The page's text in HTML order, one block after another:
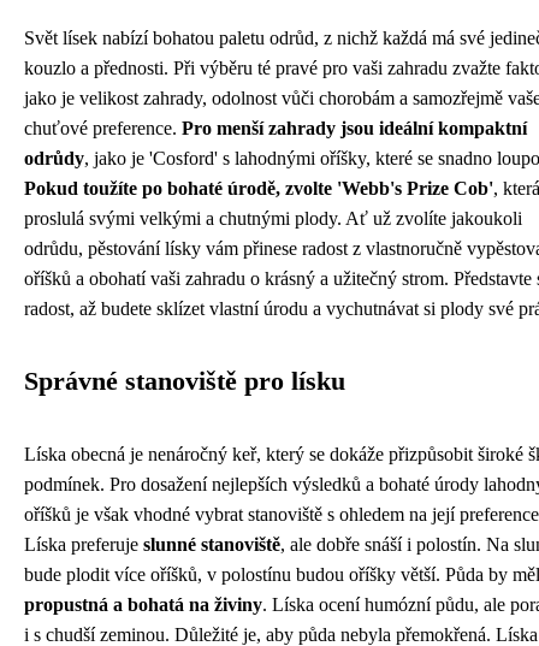
Svět lísek nabízí bohatou paletu odrůd, z nichž každá má své
kouzlo a přednosti. Při výběru té pravé pro vaši zahradu zvažte
jako je velikost zahrady, odolnost vůči chorobám a samozřejmě
chuťové preference. Pro menší zahrady jsou ideální kompaktní
odrůdy, jako je 'Cosford' s lahodnými oříšky, které se snadno
Pokud toužíte po bohaté úrodě, zvolte 'Webb's Prize Cob',
proslulá svými velkými a chutnými plody. Ať už zvolíte jakoukoli
odrůdu, pěstování lísky vám přinese radost z vlastnoručně
oříšků a obohatí vaši zahradu o krásný a užitečný strom. Představte
radost, až budete sklízet vlastní úrodu a vychutnávat si plody své
Správné stanoviště pro lísku
Líska obecná je nenáročný keř, který se dokáže přizpůsobit široké
podmínek. Pro dosažení nejlepších výsledků a bohaté úrody
oříšků je však vhodné vybrat stanoviště s ohledem na její
Líska preferuje slunné stanoviště, ale dobře snáší i polostín. Na
bude plodit více oříšků, v polostínu budou oříšky větší. Půda by
propustná a bohatá na živiny. Líska ocení humózní půdu, ale
i s chudší zeminou. Důležité je, aby půda nebyla přemokřená.